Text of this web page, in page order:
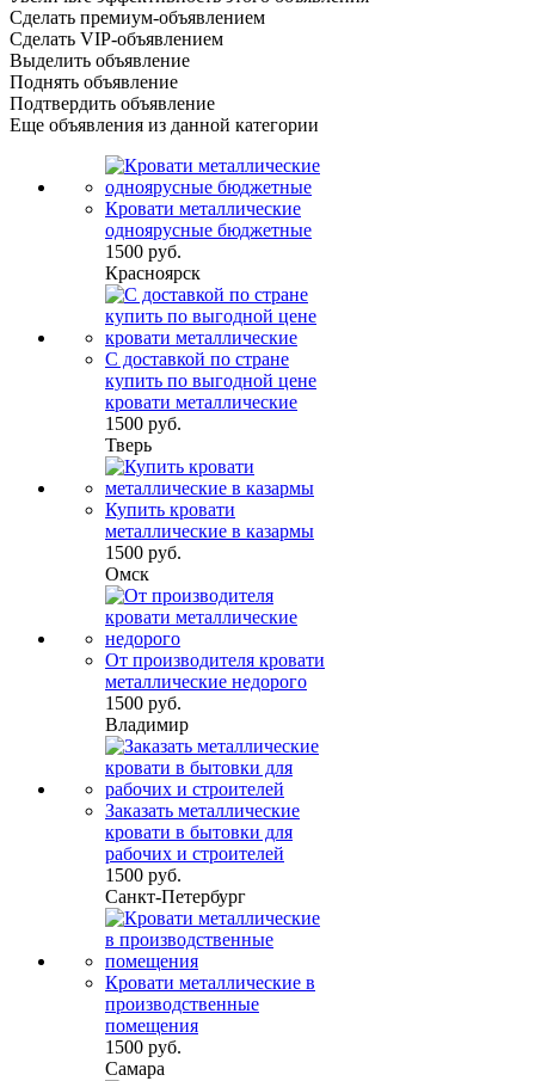
Сделать премиум-объявлением
Сделать VIP-объявлением
Выделить объявление
Поднять объявление
Подтвердить объявление
Еще объявления из данной категории
Кровати металлические
одноярусные бюджетные
1500 руб.
Красноярск
С доставкой по стране
купить по выгодной цене
кровати металлические
1500 руб.
Тверь
Купить кровати
металлические в казармы
1500 руб.
Омск
От производителя кровати
металлические недорого
1500 руб.
Владимир
Заказать металлические
кровати в бытовки для
рабочих и строителей
1500 руб.
Санкт-Петербург
Кровати металлические в
производственные
помещения
1500 руб.
Самара